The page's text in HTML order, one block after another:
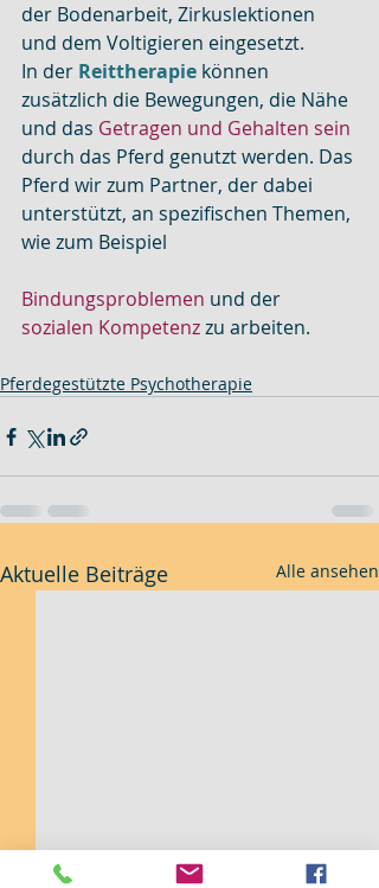
der Bodenarbeit, Zirkuslektionen
und dem Voltigieren eingesetzt.
In der Reittherapie können
zusätzlich die Bewegungen, die Nähe
und das Getragen und Gehalten sein
durch das Pferd genutzt werden. Das
Pferd wir zum Partner, der dabei
unterstützt, an spezifischen Themen,
wie zum Beispiel
Bindungsproblemen und der
sozialen Kompetenz zu arbeiten.
Pferdegestützte Psychotherapie
Aktuelle Beiträge Alle ansehen